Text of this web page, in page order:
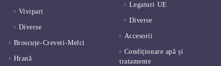
Vivipari
Diverse
Broscuțe-Creveti-Melci
Hrană
Legaturi UE
Diverse
Accesorii
Condiționare apă și
tratamente